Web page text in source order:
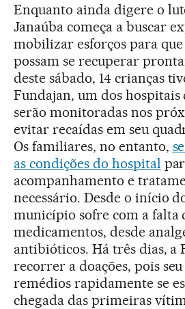
Enquanto ainda digere o
Janaúba começa a buscar
mobilizar esforços para
possam se recuperar
deste sábado, 14 crianças
Fundajan, um dos hospitais
serão monitoradas nos
evitar recaídas em seu
Os familiares, no entanto,
as condições do hospital
acompanhamento e
necessário. Desde o início
município sofre com a falta
medicamentos, desde
antibióticos. Há três dias, a
recorrer a doações, pois
remédios rapidamente se
chegada das primeiras